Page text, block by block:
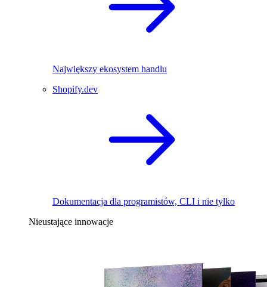
Największy ekosystem handlu
Shopify.dev
Dokumentacja dla programistów, CLI i nie tylko
Nieustające innowacje